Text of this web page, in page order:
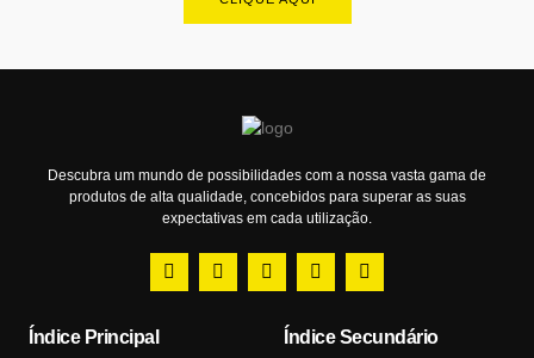
Descubra um mundo de possibilidades com a nossa vasta gama de
produtos de alta qualidade, concebidos para superar as suas
expectativas em cada utilização.
Índice Principal Índice Secundário